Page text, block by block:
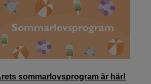
sommarlovsprogram är här!